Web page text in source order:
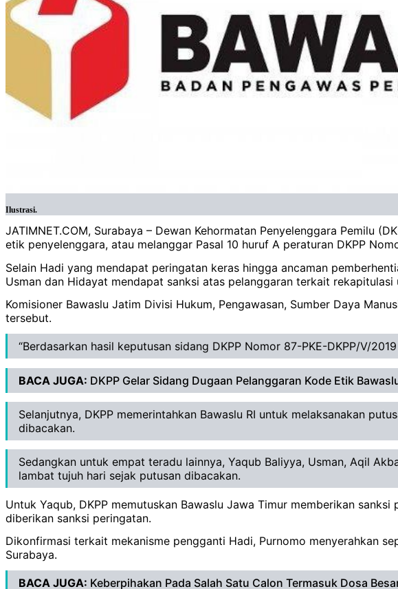
Ilustrasi.
JATIMNET.COM, Surabaya – Dewan Kehormatan Penyelenggara Pemilu
etik penyelenggara, atau melanggar Pasal 10 huruf A peraturan DKPP
Selain Hadi yang mendapat peringatan keras hingga ancaman
Usman dan Hidayat mendapat sanksi atas pelanggaran terkait rekapitulasi
Komisioner Bawaslu Jatim Divisi Hukum, Pengawasan, Sumber Daya
tersebut.
“Berdasarkan hasil keputusan sidang DKPP Nomor 87-PKE-DKPP/V/
BACA JUGA: DKPP Gelar Sidang Dugaan Pelanggaran Kode Etik
Selanjutnya, DKPP memerintahkan Bawaslu RI untuk melaksanakan
dibacakan.
Sedangkan untuk empat teradu lainnya, Yaqub Baliyya, Usman, Aqil
lambat tujuh hari sejak putusan dibacakan.
Untuk Yaqub, DKPP memutuskan Bawaslu Jawa Timur memberikan
diberikan sanksi peringatan.
Dikonfirmasi terkait mekanisme pengganti Hadi, Purnomo menyerahkan
Surabaya.
BACA JUGA: Keberpihakan Pada Salah Satu Calon Termasuk Dosa